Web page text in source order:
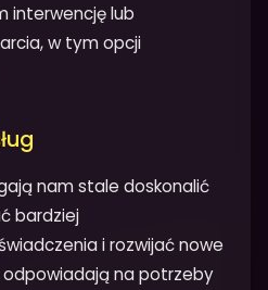
interwencję lub
w tym opcji
nam stale doskonalić
bardziej
i rozwijać nowe
odpowiadają na potrzeby